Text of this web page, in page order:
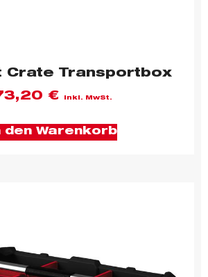
Crate Transportbox
€ inkl. MwSt.
den Warenkorb